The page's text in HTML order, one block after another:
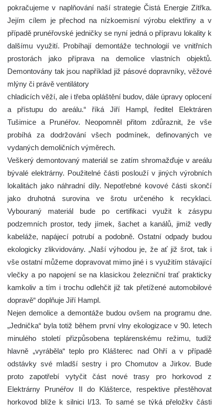
pokračujeme v naplňování naší strategie Čistá Energie Zítřka.
Jejím cílem je přechod na nízkoemisní výrobu elektřiny a v
případě prunéřovské jedničky se nyní jedná o přípravu lokality k
dalšímu využití. Probíhají demontáže technologií ve vnitřních
prostorách jako příprava na demolice vlastních objektů.
Demontovány tak jsou například již pásové dopravníky, věžové
mlýny či právě ventilátory
chladicích věží, ale i třeba opláštění budov, dále úpravy oplocení
a přístupu do areálu.“ říká Jiří Hampl, ředitel Elektráren
Tušimice a Prunéřov. Neopomněl přitom zdůraznit, že vše
probíhá za dodržování všech podmínek, definovaných ve
vydaných demoličních výměrech.
Veškerý demontovaný materiál se zatím shromažďuje v areálu
bývalé elektrárny. Použitelné části poslouží v jiných výrobních
lokalitách jako náhradní díly. Nepotřebné kovové části skončí
jako druhotná surovina ve šrotu určeného k recyklaci.
Vybouraný materiál bude po certifikaci využit k zásypu
podzemních prostor, tedy jímek, šachet a kanálů, jimiž vedly
kabeláže, napájecí potrubí a podobně. Ostatní odpady budou
ekologicky zlikvidovány. „Naší výhodou je, že ať již šrot, tak i
vše ostatní můžeme dopravovat mimo jiné i s využitím stávající
vlečky a po napojení se na klasickou železniční trať prakticky
kamkoliv a tím i trochu odlehčit již tak přetížené automobilové
dopravě“ doplňuje Jiří Hampl.
Nejen demolice a demontáže budou ovšem na programu dne.
„Jednička“ byla totiž během první vlny ekologizace v 90. letech
minulého století přizpůsobena teplárenskému režimu, tudíž
hlavně „vyráběla“ teplo pro Klášterec nad Ohří a v případě
odstávky své mladší sestry i pro Chomutov a Jirkov. Bude
proto zapotřebí vytyčit část nové trasy pro horkovod z
Elektrárny Prunéřov II do Klášterce, respektive přestěhovat
horkovod blíže k silnici I/13. To samé se týká přeložky části